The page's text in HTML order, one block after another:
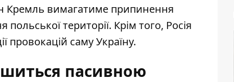
Кремль вимагатиме припинення
території. Крім того, Росія
провокацій саму Україну.
пасивною